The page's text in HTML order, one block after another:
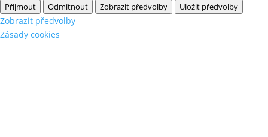
Přijmout Odmítnout Zobrazit předvolby Uložit předvolby
Zobrazit předvolby
Zásady cookies